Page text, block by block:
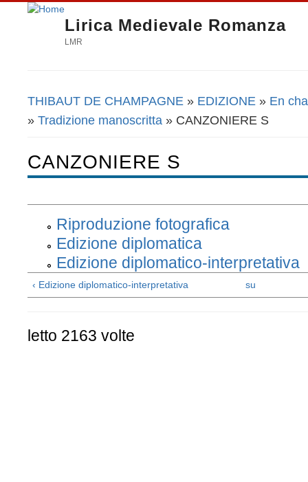
Lirica Medievale Romanza
LMR
Tu sei qui
THIBAUT DE CHAMPAGNE » EDIZIONE » En
» Tradizione manoscritta » CANZONIERE S
CANZONIERE S
Riproduzione fotografica
Edizione diplomatica
Edizione diplomatico-interpretativa
‹ Edizione diplomatico-interpretativa su
letto 2163 volte